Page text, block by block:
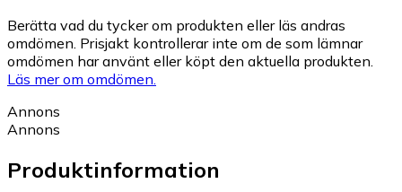
Berätta vad du tycker om produkten eller läs andras
omdömen. Prisjakt kontrollerar inte om de som lämnar
omdömen har använt eller köpt den aktuella produkten.
Läs mer om omdömen.
Annons
Annons
Produktinformation